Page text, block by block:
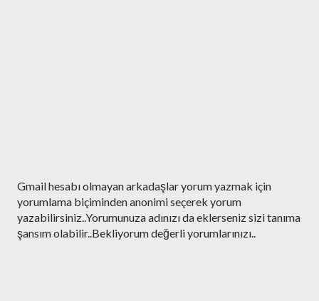
Y
o
r
u
Gmail hesabı olmayan arkadaşlar yorum yazmak için
yorumlama biçiminden anonimi seçerek yorum
yazabilirsiniz..Yorumunuza adınızı da eklerseniz sizi tanıma
şansım olabilir..Bekliyorum değerli yorumlarınızı..